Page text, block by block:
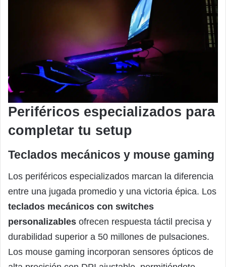
Periféricos especializados para
completar tu setup
Teclados mecánicos y mouse gaming
Los periféricos especializados marcan la diferencia
entre una jugada promedio y una victoria épica. Los
teclados mecánicos con switches
personalizables ofrecen respuesta táctil precisa y
durabilidad superior a 50 millones de pulsaciones.
Los mouse gaming incorporan sensores ópticos de